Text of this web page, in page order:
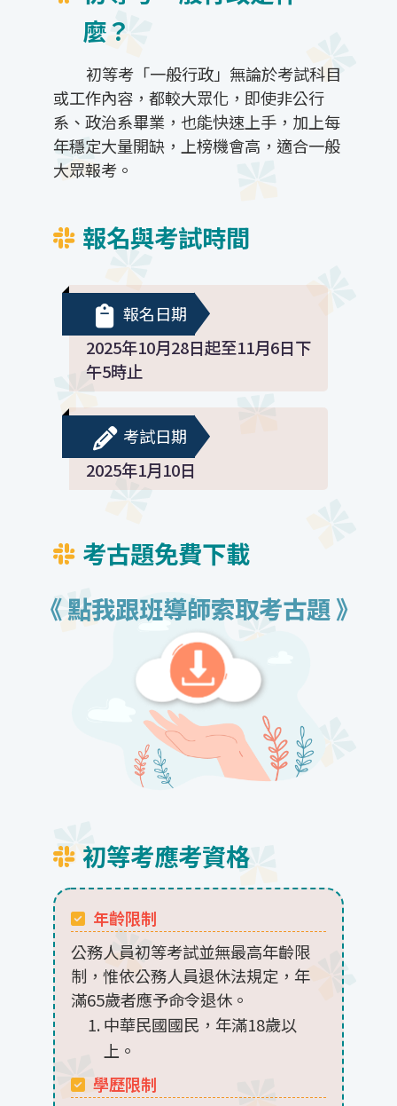
麼？
初等考「一般行政」無論於考試科目
或工作內容，都較大眾化，即使非公行
系、政治系畢業，也能快速上手，加上每
年穩定大量開缺，上榜機會高，適合一般
大眾報考。
報名與考試時間
報名日期
2025年10月28日起至11月6日下
午5時止
考試日期
2025年1月10日
考古題免費下載
《 點我跟班導師索取考古題 》
初等考應考資格
年齡限制
公務人員初等考試並無最高年齡限
制，惟依公務人員退休法規定，年
滿65歲者應予命令退休。
中華民國國民，年滿18歲以
上。
學歷限制